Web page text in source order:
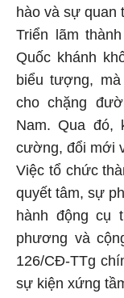
hào và sự quan
Triển lãm
Quốc khánh
biểu tượng,
cho chặng
Nam. Qua đó,
cường, đổi mới
Việc tổ chức
quyết tâm, sự
hành động cụ
phương và
126/CĐ-TTg
sự kiện xứng